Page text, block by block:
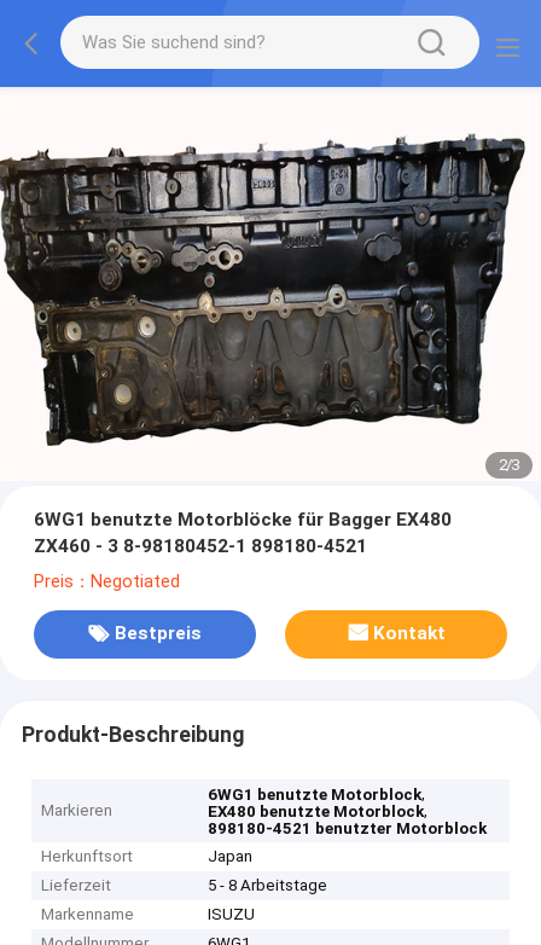
2/3
6WG1 benutzte Motorblöcke für Bagger EX480
ZX460 - 3 8-98180452-1 898180-4521
Preis：Negotiated
Bestpreis Kontakt
Produkt-Beschreibung
Markieren
6WG1 benutzte Motorblock,
EX480 benutzte Motorblock,
898180-4521 benutzter Motorblock
Herkunftsort
Japan
Lieferzeit
5 - 8 Arbeitstage
Markenname
ISUZU